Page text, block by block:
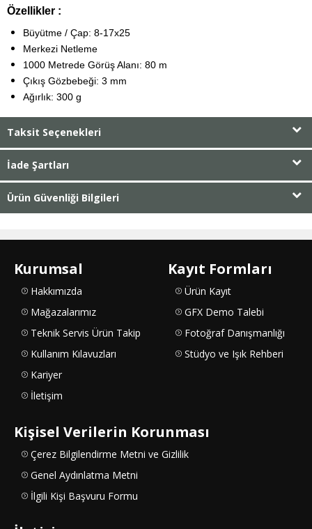
Özellikler :
Büyütme / Çap: 8-17x25
Merkezi Netleme
1000 Metrede Görüş Alanı: 80 m
Çıkış Gözbebeği: 3 mm
Ağırlık: 300 g
Taksit Seçenekleri
İade Şartları
Ürün Güvenliği Bilgileri
Kurumsal
Hakkımızda
Mağazalarımız
Teknik Servis Ürün Takip
Kullanım Kılavuzları
Kariyer
İletişim
Kayıt Formları
Ürün Kayıt
GFX Demo Talebi
Fotoğraf Danışmanlığı
Stüdyo ve Işık Rehberi
Kişisel Verilerin Korunması
Çerez Bilgilendirme Metni ve Gizlilik
Genel Aydınlatma Metni
İlgili Kişi Başvuru Formu